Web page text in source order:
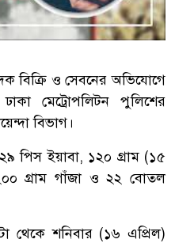
বিক্রি ও সেবনের অভিযোগে
মেট্রোপলিটন পুলিশের
বিভাগ।
পিস ইয়াবা, ১২০ গ্রাম (১৫
গ্রাম গাঁজা ও ২২ বোতল
থেকে শনিবার (১৬ এপ্রিল)